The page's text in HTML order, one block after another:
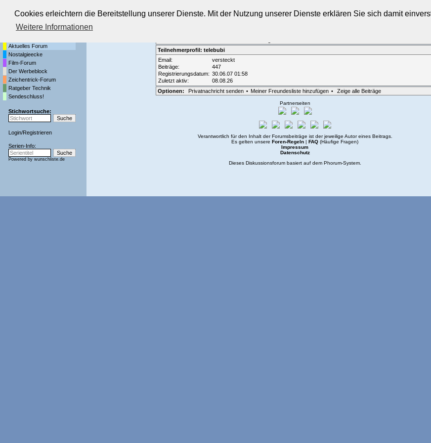
Cookies erleichtern die Bereitstellung unserer Dienste. Mit der Nutzung unserer Dienste erklären Sie sich damit
Weitere Informationen
Die Fernseh-Diskussionsforen von
Aktuelles Forum
Nostalgieecke
Film-Forum
Der Werbeblock
Zeichentrick-Forum
Ratgeber Technik
Sendeschluss!
Stichwortsuche:
Login/Registrieren
Serien-Info:
Powered by wunschliste.de
Teilnehmerprofil: telebubi
Email:
versteckt
Beiträge:
447
Registrierungsdatum: 30.06.07 01:58
Zuletzt aktiv:
08.08.26
Optionen:
Privatnachricht senden • Meiner Freundesliste hinzufügen • Zeige alle Beiträge
Partnerseiten
Verantwortlich für den Inhalt der Forumsbeiträge ist der jeweilige Autor eines Beitrags.
Es gelten unsere Foren-Regeln FAQ (Häufige Fragen)
Impressum
Datenschutz
Dieses Diskussionsforum basiert auf dem Phorum-System.